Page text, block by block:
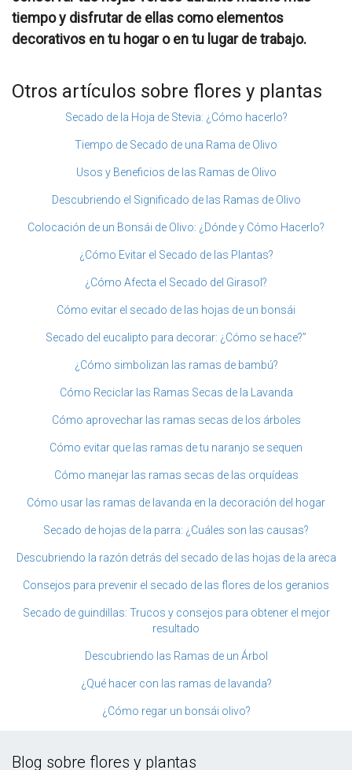
tiempo y disfrutar de ellas como elementos
decorativos en tu hogar o en tu lugar de trabajo.
Otros artículos sobre flores y plantas
Secado de la Hoja de Stevia: ¿Cómo hacerlo?
Tiempo de Secado de una Rama de Olivo
Usos y Beneficios de las Ramas de Olivo
Descubriendo el Significado de las Ramas de Olivo
Colocación de un Bonsái de Olivo: ¿Dónde y Cómo Hacerlo?
¿Cómo Evitar el Secado de las Plantas?
¿Cómo Afecta el Secado del Girasol?
Cómo evitar el secado de las hojas de un bonsái
Secado del eucalipto para decorar: ¿Cómo se hace?”
¿Cómo simbolizan las ramas de bambú?
Cómo Reciclar las Ramas Secas de la Lavanda
Cómo aprovechar las ramas secas de los árboles
Cómo evitar que las ramas de tu naranjo se sequen
Cómo manejar las ramas secas de las orquídeas
Cómo usar las ramas de lavanda en la decoración del hogar
Secado de hojas de la parra: ¿Cuáles son las causas?
Descubriendo la razón detrás del secado de las hojas de la areca
Consejos para prevenir el secado de las flores de los geranios
Secado de guindillas: Trucos y consejos para obtener el mejor
resultado
Descubriendo las Ramas de un Árbol
¿Qué hacer con las ramas de lavanda?
¿Cómo regar un bonsái olivo?
Blog sobre flores y plantas